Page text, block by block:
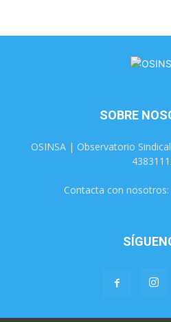
SOBRE
OSINSA | Observatorio
Contacta con nosotros: